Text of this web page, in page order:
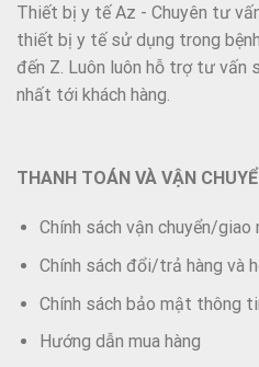
Thiết bị y tế Az - Chuyên tư
thiết bị y tế sử dụng trong
đến Z. Luôn luôn hỗ trợ tư vấn
nhất tới khách hàng.
THANH TOÁN VÀ VẬN
Chính sách vận chuyển/giao
Chính sách đổi/trả hàng và
Chính sách bảo mật thông
Hướng dẫn mua hàng